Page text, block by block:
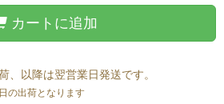
カートに追加
、以降は翌営業日発送です。
の出荷となります